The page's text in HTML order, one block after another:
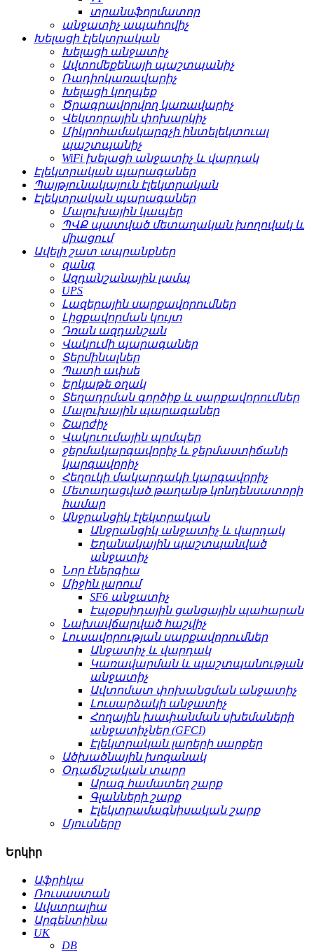
տրանսֆորմատոր
անջատիչ ապահովիչ
Խելացի էլեկտրական
Խելացի անջատիչ
Ավտոմեքենայի պաշտպանիչ
Ռադիոկառավարիչ
Խելացի կողպեք
Ծրագրավորվող կառավարիչ
Վեկտորային փոխարկիչ
Միկրոհամակարգչի ինտելեկտուալ
պաշտպանիչ
WiFi խելացի անջատիչ և վարդակ
Էլեկտրական պարագաներ
Պայթյունակայուն էլեկտրական
Էլեկտրական պարագաներ
Մալուխային կապեր
ՊՎՔ պատված մետաղական խողովակ և
միացում
Ավելի շատ ապրանքներ
զանգ
Ազդանշանային լամպ
UPS
Լազերային սարքավորումներ
Լիցքավորման կույտ
Դռան ազդանշան
Վակումի պարագաներ
Տերմինալներ
Պատի ափսե
Երկաթե օղակ
Տեղադրման գործիք և սարքավորումներ
Մալուխային պարագաներ
Շարժիչ
Վակուումային պոմպեր
ջերմակարգավորիչ և ջերմաստիճանի
կարգավորիչ
Հեղուկի մակարդակի կարգավորիչ
Մետաղացված թաղանթ կոնդենսատորի
համար
Անջրանցիկ էլեկտրական
Անջրանցիկ անջատիչ և վարդակ
Եղանակային պաշտպանված
անջատիչ
Նոր էներգիա
Միջին լարում
SF6 անջատիչ
Էպօքսիդային ցանցային պահարան
Նախավճարված հաշվիչ
Լուսավորության սարքավորումներ
Անջատիչ և վարդակ
Կառավարման և պաշտպանության
անջատիչ
Ավտոմատ փոխանցման անջատիչ
Լուսարձակի անջատիչ
Հողային խափանման սխեմաների
անջատիչներ (GFCI)
Էլեկտրական լարերի սարքեր
Ածխածնային խոզանակ
Օդաճնշական տարր
Արագ համատեղ շարք
Գլանների շարք
Էլեկտրամագնիսական շարք
Մյուսները
Երկիր
Աֆրիկա
Ռուսաստան
Ավստրալիա
Արգենտինա
UK
DB